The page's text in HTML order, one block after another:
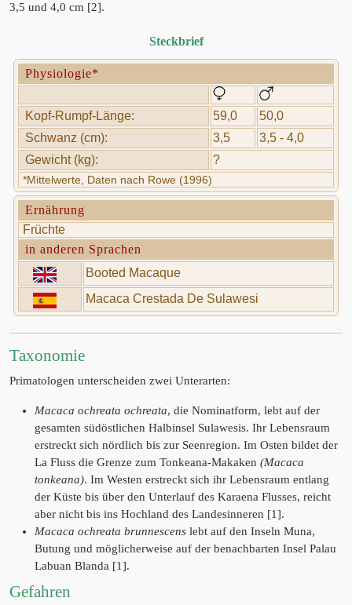
3,5 und 4,0 cm [2].
Steckbrief
Physiologie*
Kopf-Rumpf-Länge: 59,0
50,0
Schwanz (cm):
3,5
3,5 - 4,0
Gewicht (kg):
?
*Mittelwerte, Daten nach Rowe (1996)
Ernährung
Früchte
in anderen Sprachen
Booted Macaque
Macaca Crestada De Sulawesi
Taxonomie
Primatologen unterscheiden zwei Unterarten:
Macaca ochreata ochreata, die Nominatform, lebt auf der
gesamten südöstlichen Halbinsel Sulawesis. Ihr Lebensraum
erstreckt sich nördlich bis zur Seenregion. Im Osten bildet der
La Fluss die Grenze zum Tonkeana-Makaken (Macaca
tonkeana). Im Westen erstreckt sich ihr Lebensraum entlang
der Küste bis über den Unterlauf des Karaena Flusses, reicht
aber nicht bis ins Hochland des Landesinneren [1].
Macaca ochreata brunnescens lebt auf den Inseln Muna,
Butung und möglicherweise auf der benachbarten Insel Palau
Labuan Blanda [1].
Gefahren